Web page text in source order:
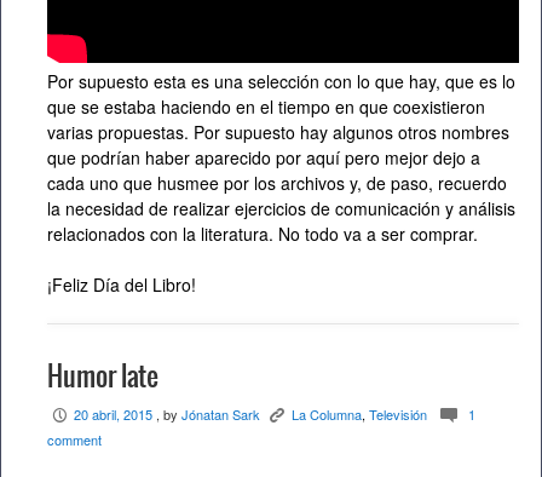
Por supuesto esta es una selección con lo que hay, que es lo
que se estaba haciendo en el tiempo en que coexistieron
varias propuestas. Por supuesto hay algunos otros nombres
que podrían haber aparecido por aquí pero mejor dejo a
cada uno que husmee por los archivos y, de paso, recuerdo
la necesidad de realizar ejercicios de comunicación y análisis
relacionados con la literatura. No todo va a ser comprar.
¡Feliz Día del Libro!
Humor late
P 20 abril, 2015 , by Jónatan Sark K La Columna, Televisión c
1
comment